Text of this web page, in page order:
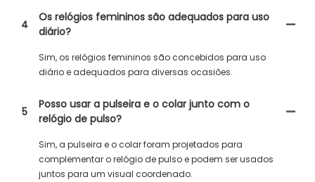
4
Os relógios femininos são adequados para uso
diário?
Sim, os relógios femininos são concebidos para uso
diário e adequados para diversas ocasiões.
5
Posso usar a pulseira e o colar junto com o
relógio de pulso?
Sim, a pulseira e o colar foram projetados para
complementar o relógio de pulso e podem ser usados ​​
juntos para um visual coordenado.